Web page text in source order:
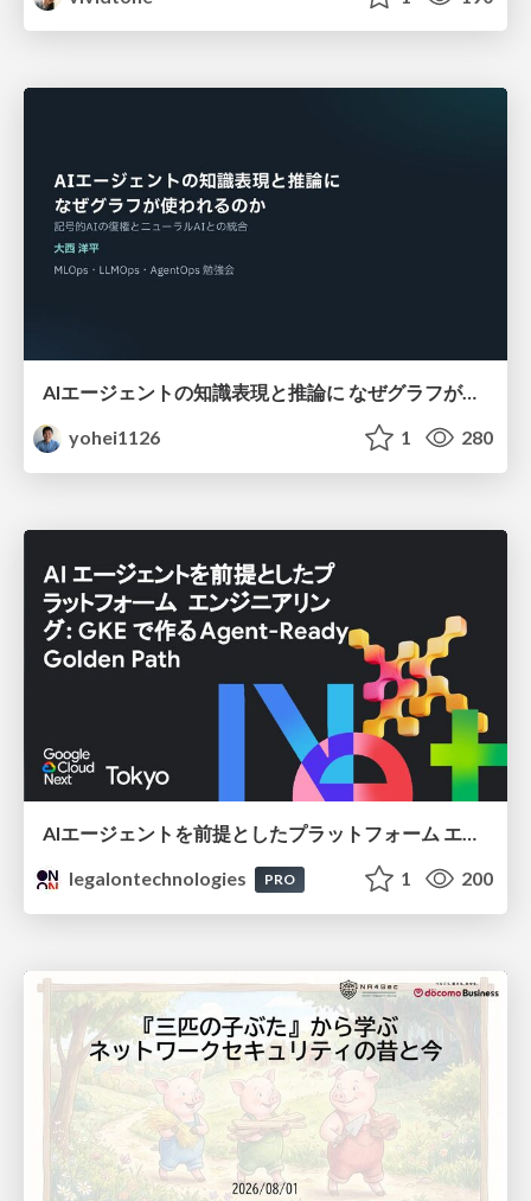
AIエージェントの知識表現と推論に なぜグラフが使われるのか - 記号的AIの復権とニューラルAIとの統合
yohei1126
1 280
AIエージェントを前提としたプラットフォーム エンジニアリング：GKEで作るAgent-Ready Golden Path
legalontechnologies
PRO 1 200